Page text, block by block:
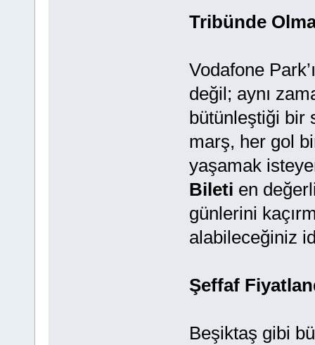
Tribünde
Vodafone
değil; aynı
bütünleştiği bir
marş, her gol
yaşamak
Bileti en
günlerini
alabileceğiniz
Şeffaf
Beşiktaş gibi